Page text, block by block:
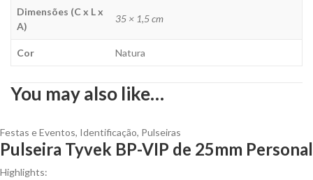
Dimensões (C x L x
A)
35 × 1,5 cm
Cor Natura
You may also like…
Festas e Eventos, Identificação, Pulseiras
Pulseira Tyvek BP-VIP de 25mm
Highlights: